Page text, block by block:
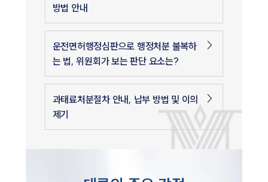
방법 안내
운전면허행정심판으로 행정처분 불복하
는 법, 위원회가 보는 판단 요소는?
과태료처분절차 안내, 납부 방법 및 이의
제기